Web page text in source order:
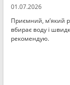
01.07.2026
Приємний, м’який
вбирає воду і
рекомендую.